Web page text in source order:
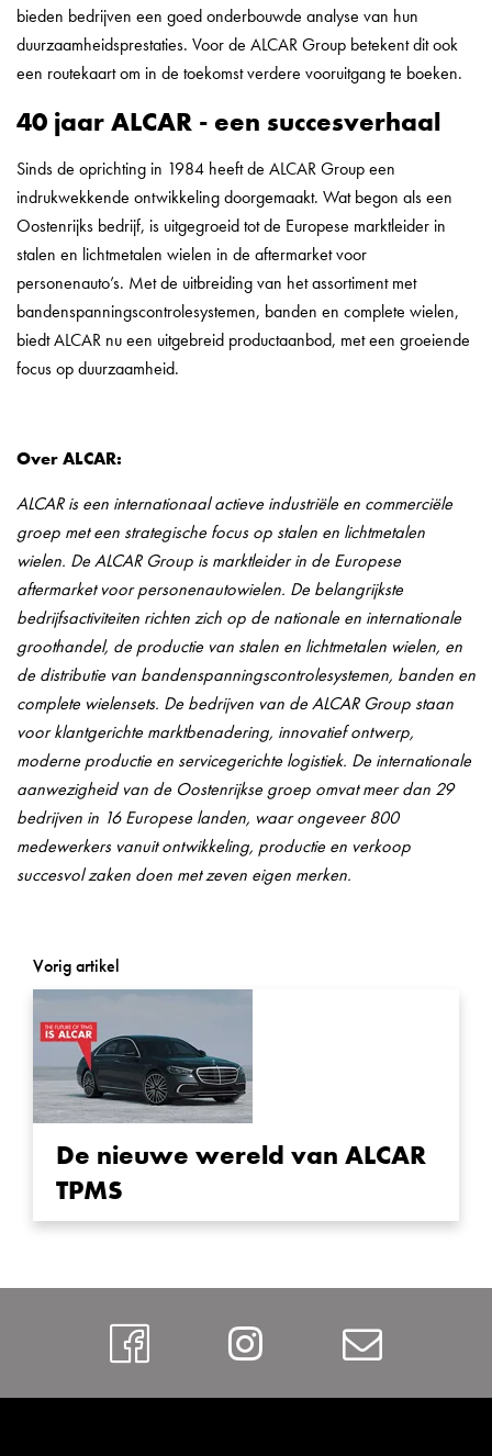
bieden bedrijven een goed onderbouwde analyse van hun
duurzaamheidsprestaties. Voor de ALCAR Group betekent dit ook
een routekaart om in de toekomst verdere vooruitgang te boeken.
40 jaar ALCAR - een succesverhaal
Sinds de oprichting in 1984 heeft de ALCAR Group een
indrukwekkende ontwikkeling doorgemaakt. Wat begon als een
Oostenrijks bedrijf, is uitgegroeid tot de Europese marktleider in
stalen en lichtmetalen wielen in de aftermarket voor
personenauto’s. Met de uitbreiding van het assortiment met
bandenspanningscontrolesystemen, banden en complete wielen,
biedt ALCAR nu een uitgebreid productaanbod, met een groeiende
focus op duurzaamheid.
Over ALCAR:
ALCAR is een internationaal actieve industriële en commerciële
groep met een strategische focus op stalen en lichtmetalen
wielen. De ALCAR Group is marktleider in de Europese
aftermarket voor personenautowielen. De belangrijkste
bedrijfsactiviteiten richten zich op de nationale en internationale
groothandel, de productie van stalen en lichtmetalen wielen, en
de distributie van bandenspanningscontrolesystemen, banden en
complete wielensets. De bedrijven van de ALCAR Group staan
voor klantgerichte marktbenadering, innovatief ontwerp,
moderne productie en servicegerichte logistiek. De internationale
aanwezigheid van de Oostenrijkse groep omvat meer dan 29
bedrijven in 16 Europese landen, waar ongeveer 800
medewerkers vanuit ontwikkeling, productie en verkoop
succesvol zaken doen met zeven eigen merken.
Vorig artikel
De nieuwe wereld van ALCAR
TPMS
FacebookInstagram